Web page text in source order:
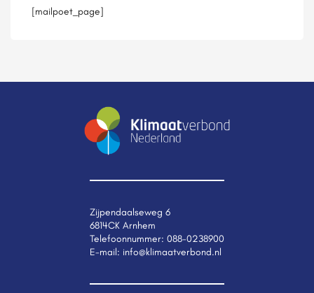
[mailpoet_page]
Zijpendaalseweg 6
6814CK Arnhem
Telefoonnummer: 088-0238900
E-mail: info@klimaatverbond.nl